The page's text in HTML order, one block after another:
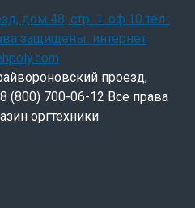
проезд,
(800) 700-06-12 Все права
оргтехники